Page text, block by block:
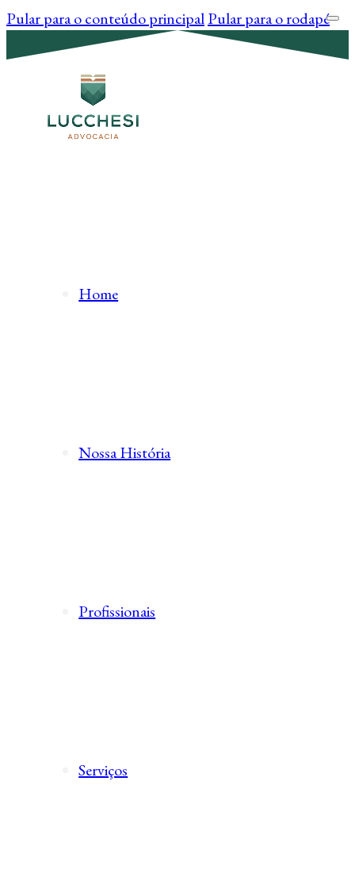
Pular para o conteúdo principalPular para o rodapé
Home
Nossa História
Profissionais
Serviços